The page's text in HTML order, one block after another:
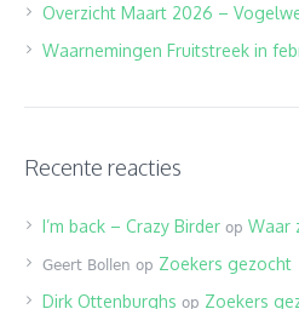
Overzicht Maart 2026 –
Waarnemingen Fruitstreek in
Recente reacties
I’m back – Crazy Birder op Waar
Geert Bollen op Zoekers gezocht
Dirk Ottenburghs op Zoekers